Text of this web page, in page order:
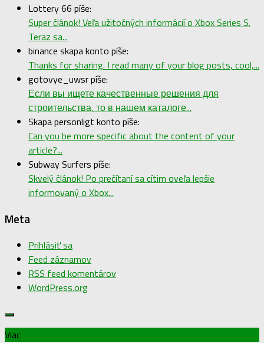
Lottery 66 píše:
Super článok! Veľa užitočných informácií o Xbox Series S.
Teraz sa...
binance skapa konto píše:
Thanks for sharing. I read many of your blog posts, cool,...
gotovye_uwsr píše:
Если вы ищете качественные решения для
строительства, то в нашем каталоге...
Skapa personligt konto píše:
Can you be more specific about the content of your
article?...
Subway Surfers píše:
Skvelý článok! Po prečítaní sa cítim oveľa lepšie
informovaný o Xbox...
Meta
Prihlásiť sa
Feed záznamov
RSS feed komentárov
WordPress.org
Viac